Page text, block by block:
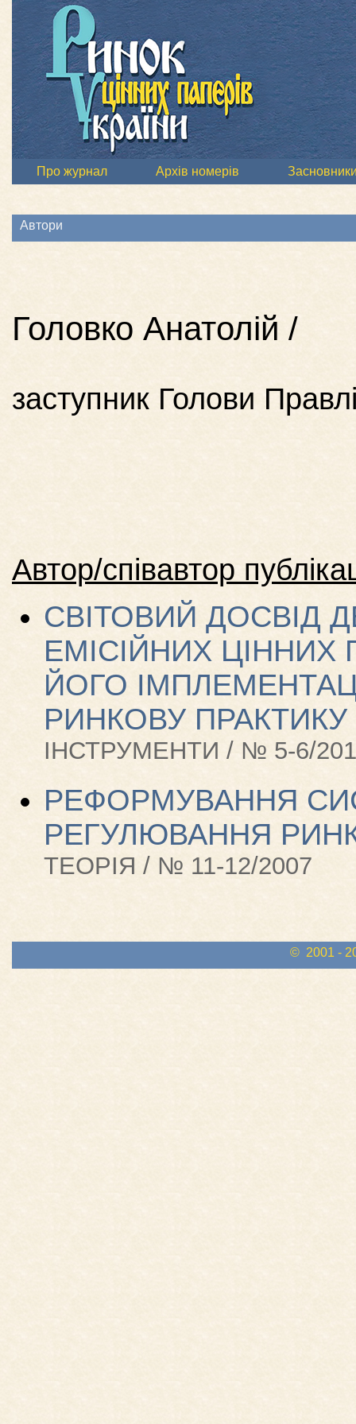
Про журнал Архів номерів
Автори
Головко Анатолій /
заступник Голови
Автор/співавтор
СВІТОВИЙ ДОСВІД
ЕМІСІЙНИХ
ЙОГО
РИНКОВУ ПРАКТИКУ
ІНСТРУМЕНТИ / № 5-6/
РЕФОРМУВАННЯ
РЕГУЛЮВАННЯ
ТЕОРІЯ / № 11-12/2007
© 2001 -